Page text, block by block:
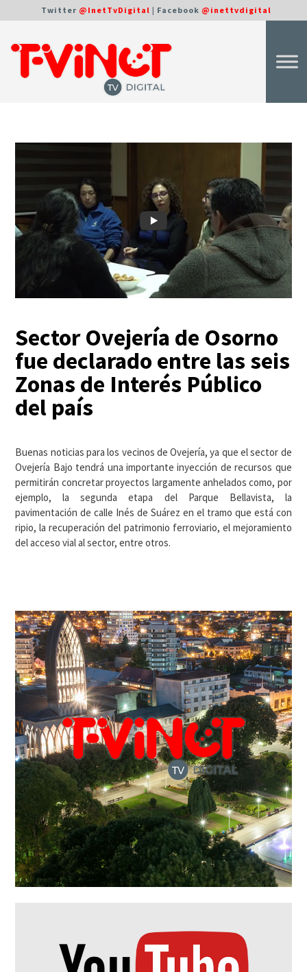
Twitter @InetTvDigital | Facebook @inettvdigital
Sector Ovejería de Osorno
fue declarado entre las seis
Zonas de Interés Público
del país
Buenas noticias para los vecinos de Ovejería, ya que el sector de
Ovejería Bajo tendrá una importante inyección de recursos que
permitirán concretar proyectos largamente anhelados como, por
ejemplo, la segunda etapa del Parque Bellavista, la
pavimentación de calle Inés de Suárez en el tramo que está con
ripio, la recuperación del patrimonio ferroviario, el mejoramiento
del acceso vial al sector, entre otros.